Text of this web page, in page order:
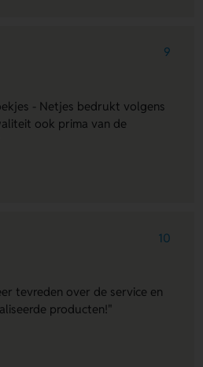
9
- Netjes bedrukt volgens
ook prima van de
10
tevreden over de service en
producten!"